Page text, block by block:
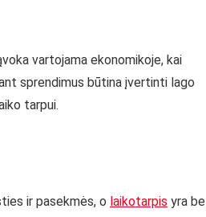
vartojama ekonomikoje, kai
sprendimus būtina įvertinti lago
tarpui.
ir pasekmės, o laikotarpis yra